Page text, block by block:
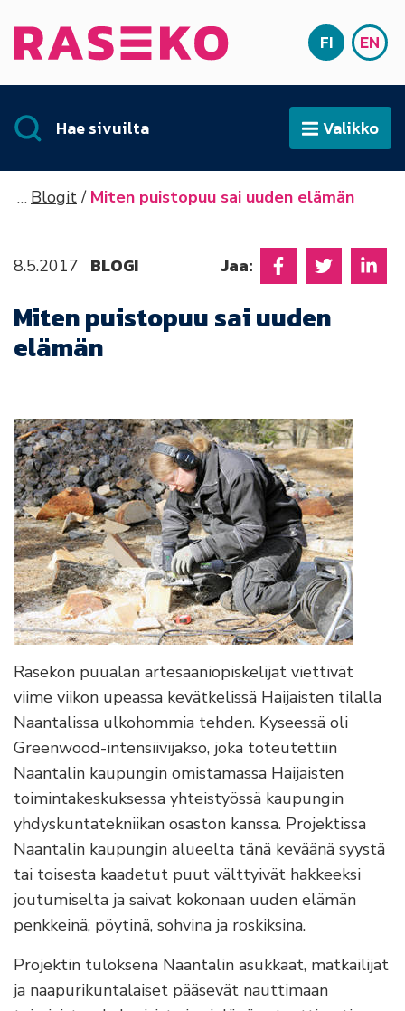
Etusivu SUOMI
FI EN
Hae sivuilta AvaaValikko
Blogit Miten puistopuu sai uuden elämän
8.5.2017 BLOGI Jaa: Jaa Facebookissa
Jaa Jaa
Miten puistopuu sai uuden
elämän
Rasekon puualan artesaaniopiskelijat viettivät
viime viikon upeassa kevätkelissä Haijaisten tilalla
Naantalissa ulkohommia tehden. Kyseessä oli
Greenwood-intensiivijakso, joka toteutettiin
Naantalin kaupungin omistamassa Haijaisten
toimintakeskuksessa yhteistyössä kaupungin
yhdyskuntatekniikan osaston kanssa. Projektissa
Naantalin kaupungin alueelta tänä keväänä syystä
tai toisesta kaadetut puut välttyivät hakkeeksi
joutumiselta ja saivat kokonaan uuden elämän
penkkeinä, pöytinä, sohvina ja roskiksina.
Projektin tuloksena Naantalin asukkaat, matkailijat
ja naapurikuntalaiset pääsevät nauttimaan